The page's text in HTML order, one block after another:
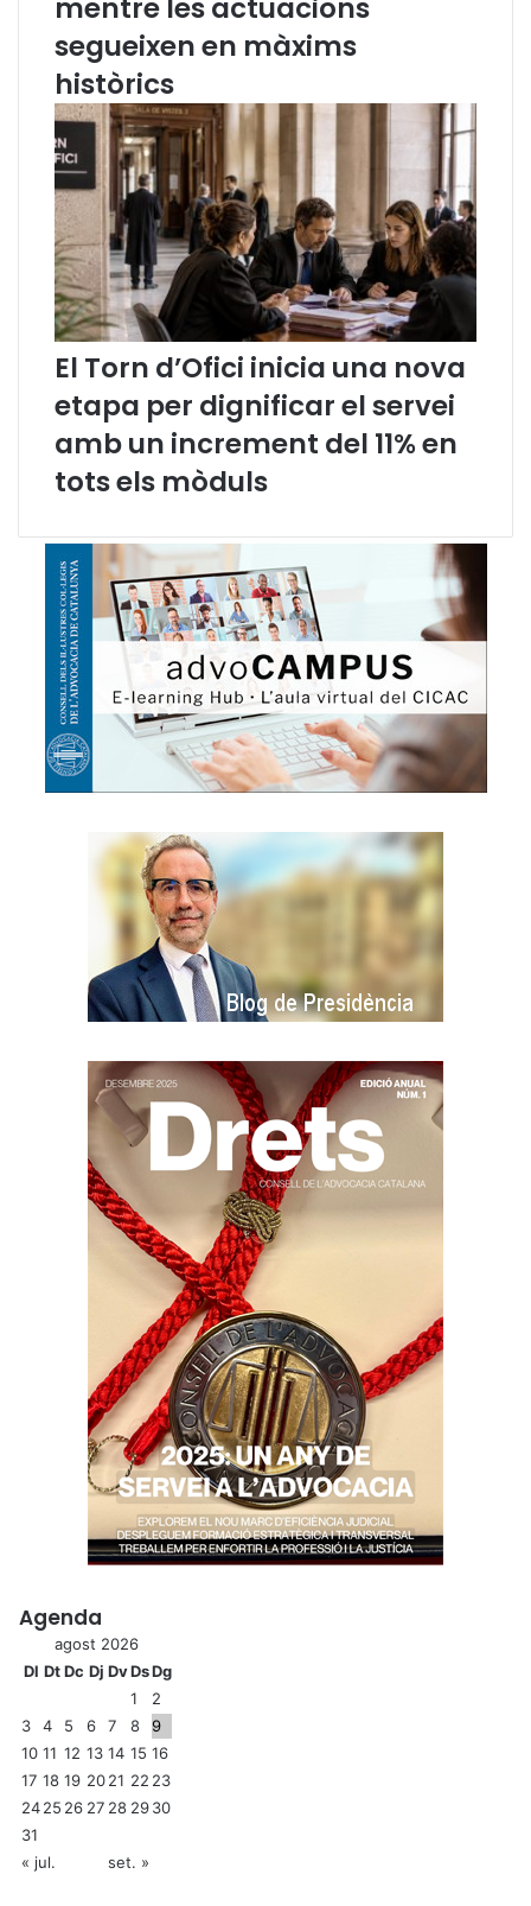
mentre les actuacions
segueixen en màxims
històrics
El Torn d’Ofici inicia una nova
etapa per dignificar el servei
amb un increment del 11% en
tots els mòduls
Agenda
agost 2026
Dl DtDc Dj DvDsDg
1
2
3
4 5 6 7 8
9
10 11 12 13 14 15 16
17 18 19 2021 22 23
2425 26 27 28 2930
31
« jul.
set. »